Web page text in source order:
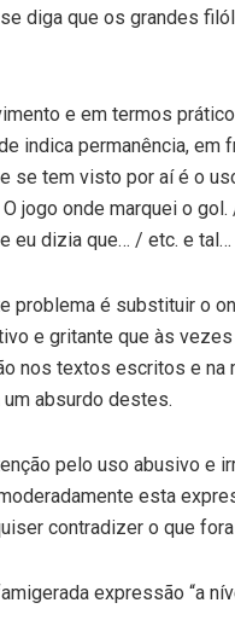
diga que os grandes
e em termos
indica permanência,
se tem visto por aí é o
jogo onde marquei o
eu dizia que… / etc. e tal…
problema é substituir o
e gritante que às
nos textos escritos e na
absurdo destes.
pelo uso abusivo e
esta
contradizer o que
expressão “a